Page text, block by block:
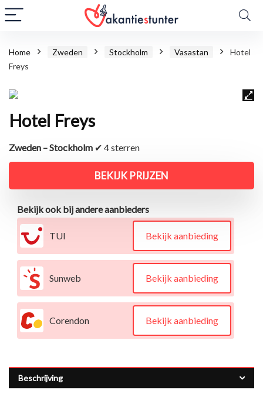
Home Zweden Stockholm Vasastan
Hotel
Freys
Hotel Freys
Zweden – Stockholm ✔ 4 sterren
BEKIJK PRIJZEN
Bekijk ook bij andere aanbieders
TUI Bekijk aanbieding
Sunweb Bekijk aanbieding
Corendon Bekijk aanbieding
Beschrijving